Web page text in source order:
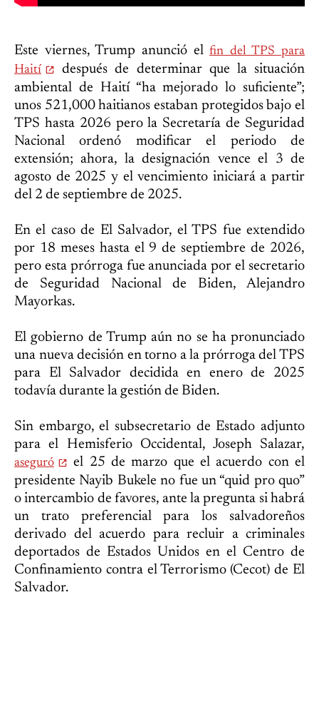
Este viernes, Trump anunció elfin del TPS para
Haití
después de determinar que la situación
ambiental de Haití “ha mejorado lo suficiente”;
unos 521,000 haitianos estaban protegidos bajo el
TPS hasta 2026 pero la Secretaría de Seguridad
Nacional ordenó modificar el periodo de
extensión; ahora, la designación vence el 3 de
agosto de 2025 y el vencimiento iniciará a partir
del 2 de septiembre de 2025.
En el caso de El Salvador, el TPS fue extendido
por 18 meses hasta el 9 de septiembre de 2026,
pero esta prórroga fue anunciada por el secretario
de Seguridad Nacional de Biden, Alejandro
Mayorkas.
El gobierno de Trump aún no se ha pronunciado
una nueva decisión en torno a la prórroga del TPS
para El Salvador decidida en enero de 2025
todavía durante la gestión de Biden.
Sin embargo, el subsecretario de Estado adjunto
para el Hemisferio Occidental, Joseph Salazar,
aseguró
el 25 de marzo que el acuerdo con el
presidente Nayib Bukele no fue un “quid pro quo”
o intercambio de favores, ante la pregunta si habrá
un trato preferencial para los salvadoreños
derivado del acuerdo para recluir a criminales
deportados de Estados Unidos en el Centro de
Confinamiento contra el Terrorismo (Cecot) de El
Salvador.